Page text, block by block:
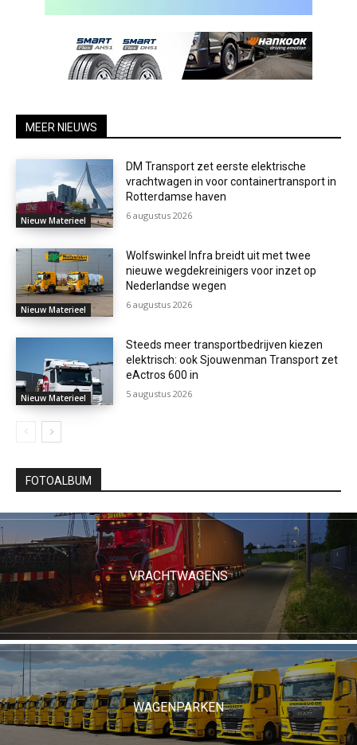
MEER NIEUWS
Nieuw Materieel
DM Transport zet eerste elektrische
vrachtwagen in voor containertransport in
Rotterdamse haven
6 augustus 2026
Nieuw Materieel
Wolfswinkel Infra breidt uit met twee
nieuwe wegdekreinigers voor inzet op
Nederlandse wegen
6 augustus 2026
Nieuw Materieel
Steeds meer transportbedrijven kiezen
elektrisch: ook Sjouwenman Transport zet
eActros 600 in
5 augustus 2026
FOTOALBUM
VRACHTWAGENS
WAGENPARKEN